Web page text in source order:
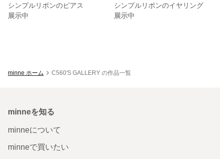
シンプルリボンのピアス
展示中
シンプルリボンのイヤリング
展示中
minne ホーム C560'S GALLERY の作品一覧
minneを知る
minneについて
minneで買いたい